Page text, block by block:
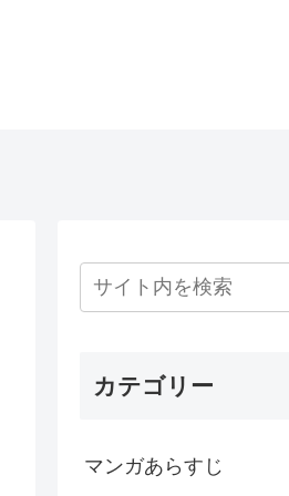
カテゴリー
マンガあらすじ